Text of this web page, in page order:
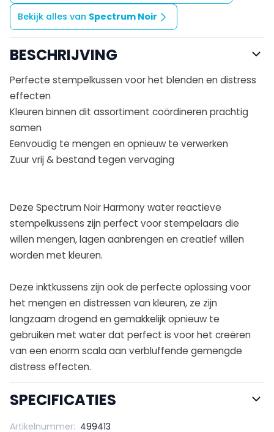
Bekijk alles van Spectrum Noir
BESCHRIJVING
Perfecte stempelkussen voor het blenden en distress
effecten
Kleuren binnen dit assortiment coördineren prachtig
samen
Eenvoudig te mengen en opnieuw te verwerken
Zuur vrij & bestand tegen vervaging
Deze Spectrum Noir Harmony water reactieve
stempelkussens zijn perfect voor stempelaars die
willen mengen, lagen aanbrengen en creatief willen
worden met kleuren.
Deze inktkussens zijn ook de perfecte oplossing voor
het mengen en distressen van kleuren, ze zijn
langzaam drogend en gemakkelijk opnieuw te
gebruiken met water dat perfect is voor het creëren
van een enorm scala aan verbluffende gemengde
distress effecten.
SPECIFICATIES
Artikelnummer: 499413